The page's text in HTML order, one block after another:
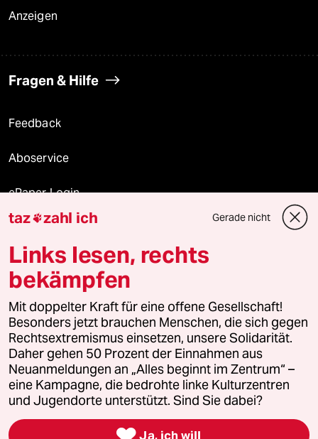
Anzeigen
Fragen & Hilfe
Feedback
Aboservice
ePaper Login
Downloads für Abonnierende
© 2026 taz Verlags und Vertriebs GmbH
Alle Rechte vorbehalten. Bei rechtlichen Fragen oder für Genehmigungen
wenden Sie sich bitte an lizenzen@taz.de
Feedback Redaktionsstatut Kommune-Richtlinien
Leitlinie Informant Datenschutz Impressum AGB
Seitenwende Einwilligungen widerrufen (Ads)
taz zahl ich Gerade nicht
Links lesen, rechts
bekämpfen
Mit doppelter Kraft für eine offene Gesellschaft!
Besonders jetzt brauchen Menschen, die sich gegen
Rechtsextremismus einsetzen, unsere Solidarität.
Daher gehen 50 Prozent der Einnahmen aus
Neuanmeldungen an „Alles beginnt im Zentrum“ –
eine Kampagne, die bedrohte linke Kulturzentren
und Jugendorte unterstützt. Sind Sie dabei?
Ja, ich will